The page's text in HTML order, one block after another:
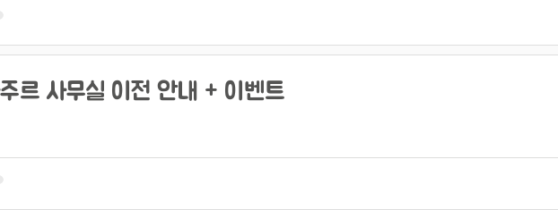
르 사무실 이전 안내 + 이벤트